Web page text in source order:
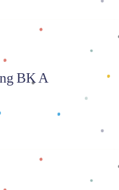
BK A